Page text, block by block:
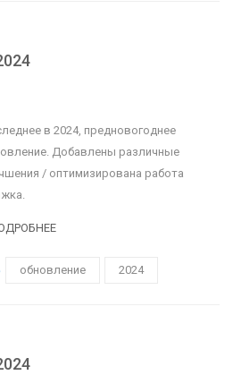
в 2024, предновогоднее
Добавлены различные
/ оптимизирована работа
обновление 2024